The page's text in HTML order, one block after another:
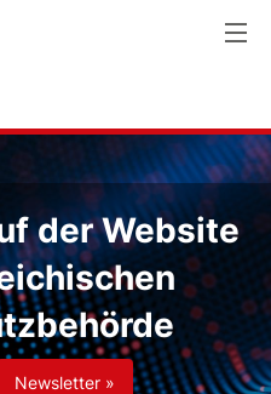
der Website
Newsletter »